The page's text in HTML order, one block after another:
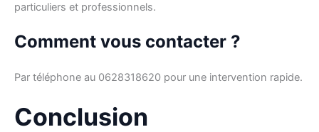
particuliers et professionnels.
Comment vous contacter ?
Par téléphone au 0628318620 pour une intervention rapide.
Conclusion